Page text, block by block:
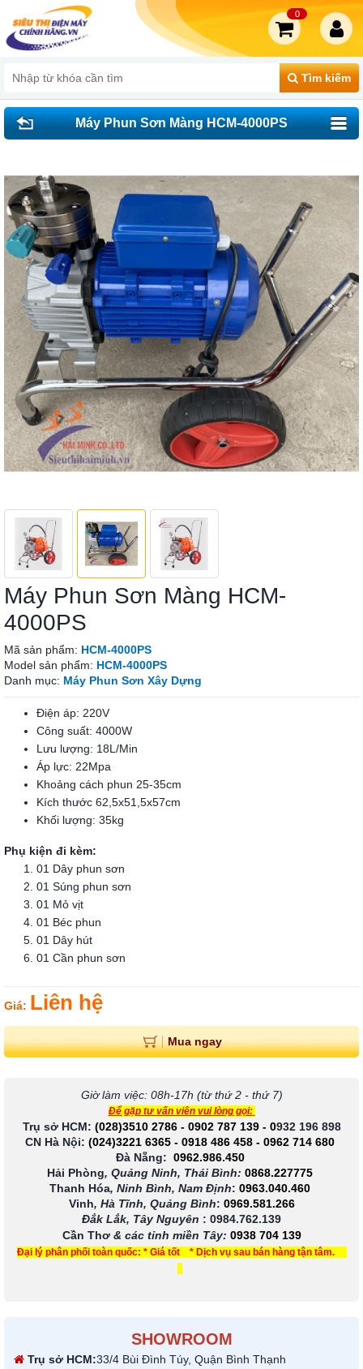
Tìm kiếm
0
Máy Phun Sơn Màng HCM-4000PS
Máy Phun Sơn Màng HCM-
4000PS
Mã sản phẩm: HCM-4000PS
Model sản phẩm: HCM-4000PS
Danh mục: Máy Phun Sơn Xây Dựng
Điện áp: 220V
Công suất: 4000W
Lưu lượng: 18L/Min
Áp lực: 22Mpa
Khoảng cách phun 25-35cm
Kích thước 62,5x51,5x57cm
Khối lượng: 35kg
Phụ kiện đi kèm:
01 Dây phun sơn
01 Súng phun sơn
01 Mỏ vịt
01 Béc phun
01 Dây hút
01 Cần phun sơn
Giá: Liên hệ
Mua ngay
Giờ làm việc: 08h-17h (từ thứ 2 - thứ 7)
Để gặp tư vấn viên vui lòng gọi:
Trụ sở HCM: (028)3510 2786 - 0902 787 139- 0932 196 898
CN Hà Nội: (024)3221 6365 - 0918 486 458 - 0962 714 680
Đà Nẵng: 0962.986.450
Hải Phòng, Quảng Ninh, Thái Bình: 0868.227775
Thanh Hóa, Ninh Bình, Nam Định: 0963.040.460
Vinh, Hà Tĩnh, Quảng Bình: 0969.581.266
Đắk Lắk, Tây Nguyên : 0984.762.139
Cần Thơ & các tỉnh miền Tây: 0938 704 139
Đại lý phân phối toàn quốc: * Giá tốt * Dịch vụ sau bán hàng tận tâm.
SHOWROOM
Trụ sở HCM:33/4 Bùi Đình Túy, Quận Bình Thạnh